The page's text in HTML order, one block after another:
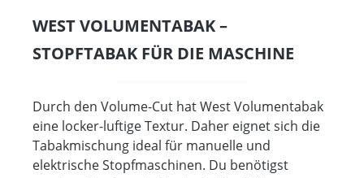
WEST VOLUMENTABAK –
STOPFTABAK FÜR DIE MASCHINE
Durch den Volume-Cut hat West Volumentabak
eine locker-luftige Textur. Daher eignet sich die
Tabakmischung ideal für manuelle und
elektrische Stopfmaschinen. Du benötigst